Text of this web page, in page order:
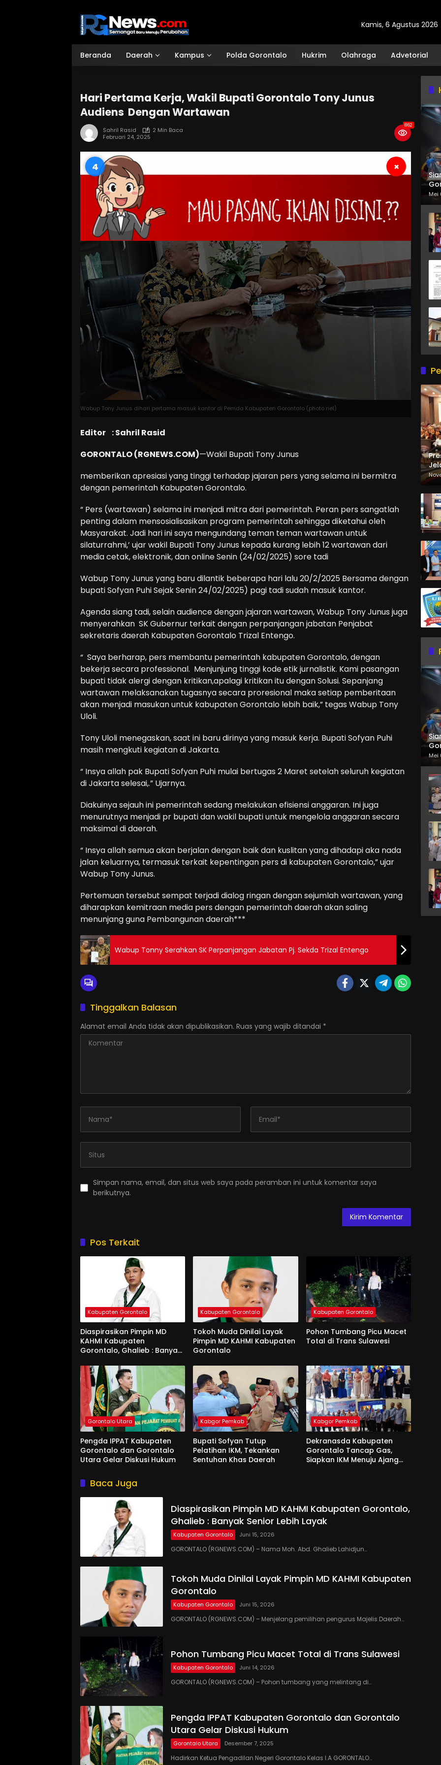
Kamis, 6 Agustus 2026
Beranda Daerah Kampus Polda Gorontalo Hukrim Olahraga Advetorial
Hari Pertama Kerja, Wakil Bupati Gorontalo Tony Junus
Audiens Dengan Wartawan
Sahril Rasid
2 Min Baca
Februari 24, 2025
862
3 ×
Wabup Tony Junus dihari pertama masuk kantor di Pemda Kabupaten Gorontalo (photo riel)
Editor : Sahril Rasid
GORONTALO (RGNEWS.COM)—Wakil Bupati Tony Junus
memberikan apresiasi yang tinggi terhadap jajaran pers yang selama ini bermitra
dengan pemerintah Kabupaten Gorontalo.
“ Pers (wartawan) selama ini menjadi mitra dari pemerintah. Peran pers sangatlah
penting dalam mensosialisasikan program pemerintah sehingga diketahui oleh
Masyarakat. Jadi hari ini saya mengundang teman teman wartawan untuk
silaturrahmi,’ ujar wakil Bupati Tony Junus kepada kurang lebih 12 wartawan dari
media cetak, elektronik, dan online Senin (24/02/2025) sore tadi
Wabup Tony Junus yang baru dilantik beberapa hari lalu 20/2/2025 Bersama dengan
bupati Sofyan Puhi Sejak Senin 24/02/2025) pagi tadi sudah masuk kantor.
Agenda siang tadi, selain audience dengan jajaran wartawan, Wabup Tony Junus juga
menyerahkan SK Gubernur terkait dengan perpanjangan jabatan Penjabat
sekretaris daerah Kabupaten Gorontalo Trizal Entengo.
“ Saya berharap, pers membantu pemerintah kabupaten Gorontalo, dengan
bekerja secara professional. Menjunjung tinggi kode etik jurnalistik. Kami pasangan
bupati tidak alergi dengan kritikan,apalagi kritikan itu dengan Solusi. Sepanjang
wartawan melaksanakan tugasnya secara proresional maka setiap pemberitaan
akan menjadi masukan untuk kabupaten Gorontalo lebih baik,” tegas Wabup Tony
Uloli.
Tony Uloli menegaskan, saat ini baru dirinya yang masuk kerja. Bupati Sofyan Puhi
masih mengkuti kegiatan di Jakarta.
“ Insya allah pak Bupati Sofyan Puhi mulai bertugas 2 Maret setelah seluruh kegiatan
di Jakarta selesai,.” Ujarnya.
Diakuinya sejauh ini pemerintah sedang melakukan efisiensi anggaran. Ini juga
menurutnya menjadi pr bupati dan wakil bupati untuk mengelola anggaran secara
maksimal di daerah.
“ Insya allah semua akan berjalan dengan baik dan kuslitan yang dihadapi aka nada
jalan keluarnya, termasuk terkait kepentingan pers di kabupaten Gorontalo,” ujar
Wabup Tony Junus.
Pertemuan tersebut sempat terjadi dialog ringan dengan sejumlah wartawan, yang
diharapkan kemitraan media pers dengan pemerintah daerah akan saling
menunjang guna Pembangunan daerah***
Wabup Tonny Serahkan SK Perpanjangan Jabatan Pj. Sekda Trizal Entengo
Tinggalkan Balasan
Alamat email Anda tidak akan dipublikasikan. Ruas yang wajib ditandai *
Simpan nama, email, dan situs web saya pada peramban ini untuk komentar saya
berikutnya.
Pos Terkait
Kabupaten Gorontalo
Diaspirasikan Pimpin MD
KAHMI Kabupaten
Gorontalo, Ghalieb : Banyak
Kabupaten Gorontalo
Tokoh Muda Dinilai Layak
Pimpin MD KAHMI Kabupaten
Gorontalo
Kabupaten Gorontalo
Pohon Tumbang Picu Macet
Total di Trans Sulawesi
Gorontalo Utara
Pengda IPPAT Kabupaten
Gorontalo dan Gorontalo
Utara Gelar Diskusi Hukum
Kabgor Pemkab
Bupati Sofyan Tutup
Pelatihan IKM, Tekankan
Sentuhan Khas Daerah
Kabgor Pemkab
Dekranasda Kabupaten
Gorontalo Tancap Gas,
Siapkan IKM Menuju Ajang
Baca Juga
Diaspirasikan Pimpin MD KAHMI Kabupaten Gorontalo,
Ghalieb : Banyak Senior Lebih Layak
Kabupaten Gorontalo Juni 15, 2026
GORONTALO (RGNEWS.COM) – Nama Moh. Abd. Ghalieb Lahidjun…
Tokoh Muda Dinilai Layak Pimpin MD KAHMI Kabupaten
Gorontalo
Kabupaten Gorontalo Juni 15, 2026
GORONTALO (RGNEWS.COM) – Menjelang pemilihan pengurus Majelis Daerah…
Pohon Tumbang Picu Macet Total di Trans Sulawesi
Kabupaten Gorontalo Juni 14, 2026
GORONTALO (RGNEWS.COM) – Pohon tumbang yang melintang di…
Pengda IPPAT Kabupaten Gorontalo dan Gorontalo
Utara Gelar Diskusi Hukum
Gorontalo Utara Desember 7, 2025
Hadirkan Ketua Pengadilan Negeri Gorontalo Kelas I.A GORONTALO…
Mei
Mei